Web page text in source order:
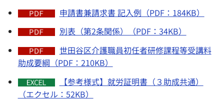
申請書兼請求書 記入例（PDF：184KB）
別表（第2条関係）（PDF：34KB）
世田谷区介護職員初任者研修課程等受講料
助成要綱（PDF：210KB）
【参考様式】就労証明書（３助成共通）
（エクセル：52KB）